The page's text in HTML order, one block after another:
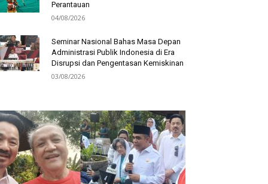
Perantauan
04/08/2026
Seminar Nasional Bahas Masa Depan
Administrasi Publik Indonesia di Era
Disrupsi dan Pengentasan Kemiskinan
03/08/2026